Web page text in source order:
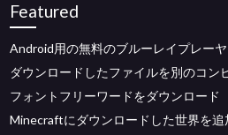
Featured
Android用の無料のブルーレイプレー
ダウンロードしたファイルを別のコン
フォントフリーワードをダウンロード
Minecraftにダウンロードした世界を追